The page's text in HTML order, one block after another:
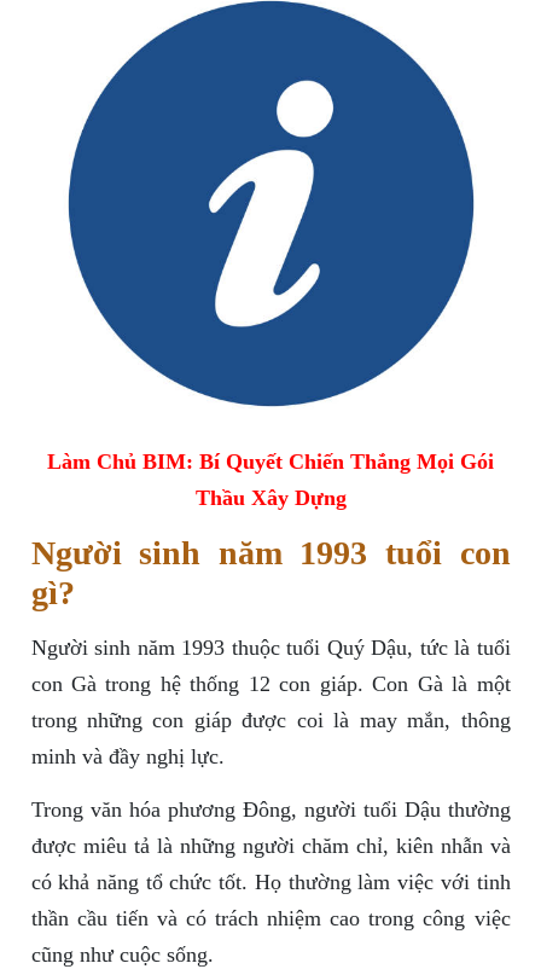
Làm Chủ BIM: Bí Quyết Chiến Thắng Mọi Gói
Thầu Xây Dựng
Người sinh năm 1993 tuổi con
gì?
Người sinh năm 1993 thuộc tuổi Quý Dậu, tức là tuổi
con Gà trong hệ thống 12 con giáp. Con Gà là một
trong những con giáp được coi là may mắn, thông
minh và đầy nghị lực.
Trong văn hóa phương Đông, người tuổi Dậu thường
được miêu tả là những người chăm chỉ, kiên nhẫn và
có khả năng tổ chức tốt. Họ thường làm việc với tinh
thần cầu tiến và có trách nhiệm cao trong công việc
cũng như cuộc sống.